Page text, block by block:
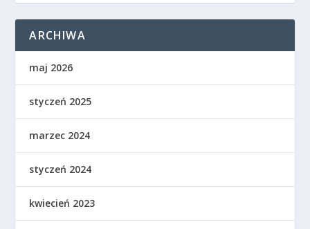
ARCHIWA
maj 2026
styczeń 2025
marzec 2024
styczeń 2024
kwiecień 2023